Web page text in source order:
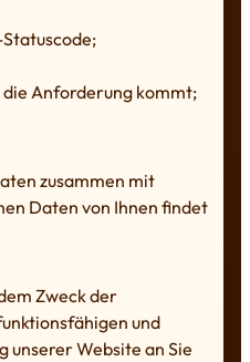
die Anforderung kommt;
zusammen mit
Daten von Ihnen findet
Zweck der
und
unserer Website an Sie